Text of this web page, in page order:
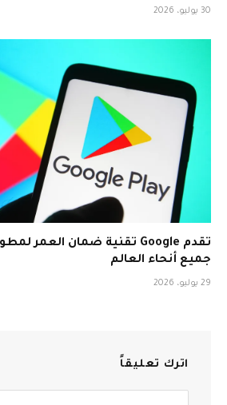
30 يوليو، 2026
جميع أنحاء العالم
29 يوليو، 2026
اترك تعليقاً